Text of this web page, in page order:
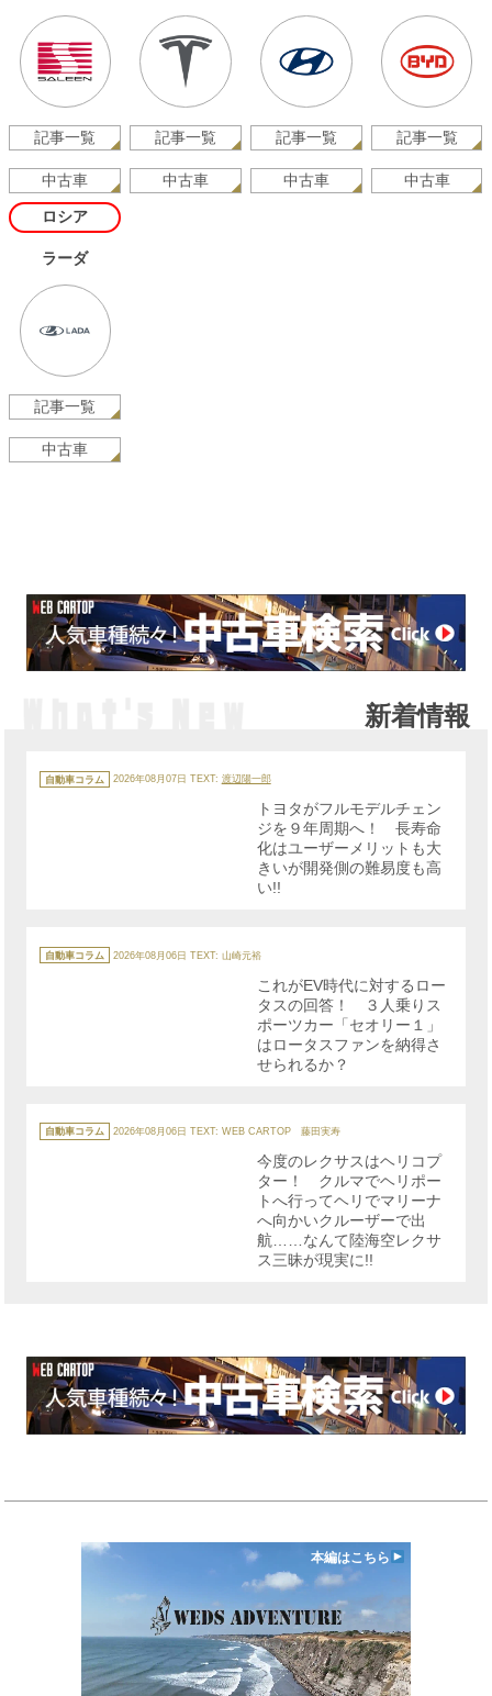
記事一覧
中古車
記事一覧
中古車
記事一覧
中古車
記事一覧
中古車
ロシア
ラーダ
記事一覧
中古車
新着情報
テ
ゴ
自動車コラム 2026年08月07日 TEXT: 渡辺陽一郎
トヨタがフルモデルチェン
ジを９年周期へ！ 長寿命
化はユーザーメリットも大
きいが開発側の難易度も高
い!!
テ
ゴ
自動車コラム 2026年08月06日 TEXT: 山崎元裕
これがEV時代に対するロー
タスの回答！ ３人乗りス
ポーツカー「セオリー１」
はロータスファンを納得さ
せられるか？
カ
テ
ゴ
自動車コラム 2026年08月06日 TEXT: WEB CARTOP 藤田実寿
今度のレクサスはヘリコプ
ター！ クルマでヘリポー
トへ行ってヘリでマリーナ
へ向かいクルーザーで出
航……なんて陸海空レクサ
ス三昧が現実に!!
本編はこちら